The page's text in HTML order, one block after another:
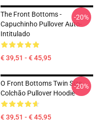
The Front Bottoms -
Capuchinho Pullover Auto-
Intitulado
€ 39,51 - € 45,95
-20%
O Front Bottoms Twin Size
Colchão Pullover Hoodie
€ 39,51 - € 45,95
-20%